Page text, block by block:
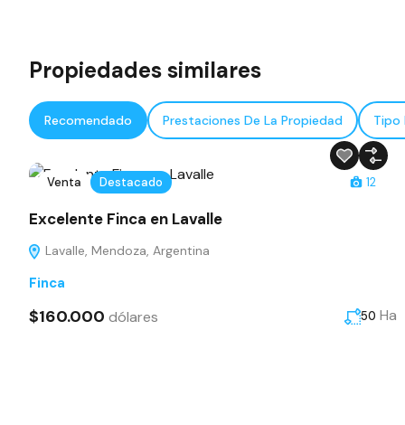
Propiedades similares
Recomendado Prestaciones De La Propiedad Tipo
Venta Destacado 12
Excelente Finca en Lavalle
Lavalle, Mendoza, Argentina
Finca
$160.000 dólares 50 Ha